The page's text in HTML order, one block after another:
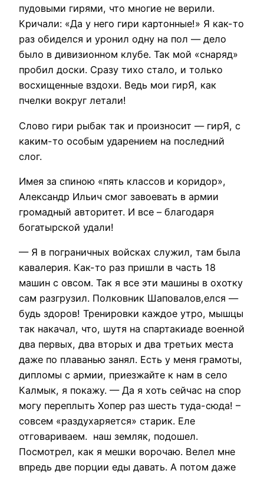
пудовыми гирями, что многие не верили.
Кричали: «Да у него гири картонные!» Я как-то
раз обиделся и уронил одну на пол — дело
было в дивизионном клубе. Так мой «снаряд»
пробил доски. Сразу тихо стало, и только
восхищенные вздохи. Ведь мои гирЯ, как
пчелки вокруг летали!
Слово гири рыбак так и произносит — гирЯ, с
каким-то особым ударением на последний
слог.
Имея за спиною «пять классов и коридор»,
Александр Ильич смог завоевать в армии
громадный авторитет. И все – благодаря
богатырской удали!
— Я в пограничных войсках служил, там была
кавалерия. Как-то раз пришли в часть 18
машин с овсом. Так я все эти машины в охотку
сам разгрузил. Полковник Шаповалов,елся —
будь здоров! Тренировки каждое утро, мышцы
так накачал, что, шутя на спартакиаде военной
два первых, два вторых и два третьих места
даже по плаванью занял. Есть у меня грамоты,
дипломы с армии, приезжайте к нам в село
Калмык, я покажу. — Да я хоть сейчас на спор
могу переплыть Хопер раз шесть туда-сюда! –
совсем «раздухаряется» старик. Еле
отговариваем. наш земляк, подошел.
Посмотрел, как я мешки ворочаю. Велел мне
впредь две порции еды давать. А потом даже